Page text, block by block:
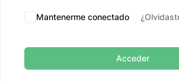
Mantenerme conectado
Acceder